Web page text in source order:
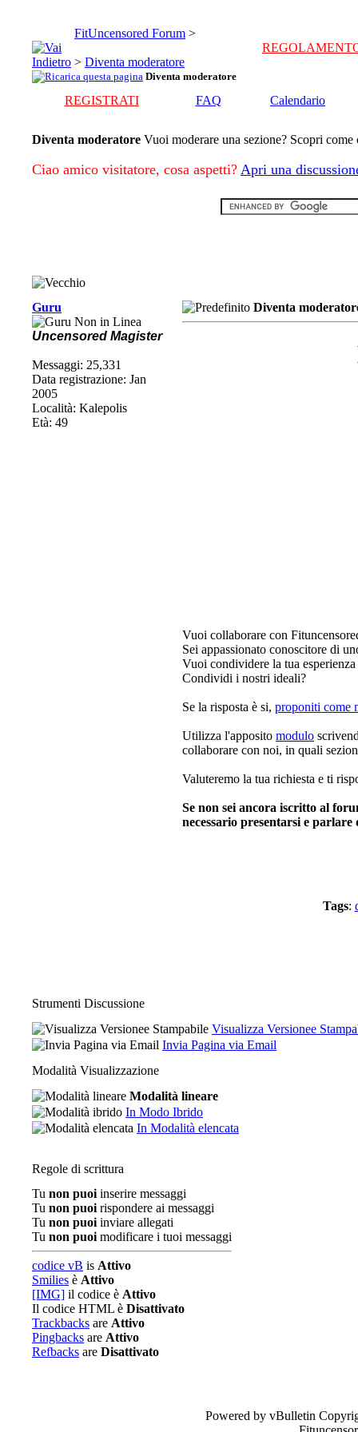
FitUncensored Forum >
> Diventa moderatore
Diventa moderatore
REGISTRATI FAQ Calendario
Diventa moderatore Vuoi moderare una sezione? Scopri
Ciao amico visitatore, cosa aspetti? Apri una
Guru
Uncensored Magister
Messaggi: 25,331
Data registrazione: Jan
2005
Località: Kalepolis
Età: 49
Diventa
Vuoi collaborare con
Sei appassionato conoscitore di
Vuoi condividere la tua
Condividi i nostri ideali?
Se la risposta è si, proponiti come
Utilizza l'apposito modulo
collaborare con noi, in quali
Valuteremo la tua richiesta e ti
Se non sei ancora iscritto al
necessario presentarsi e
Tags:
Strumenti Discussione
Visualizza Versionee
Invia Pagina via Email
Modalità Visualizzazione
Modalità lineare
In Modo Ibrido
In Modalità elencata
Regole di scrittura
Tu non puoi inserire messaggi
Tu non puoi rispondere ai messaggi
Tu non puoi inviare allegati
Tu non puoi modificare i tuoi messaggi
codice vB is Attivo
Smilies è Attivo
[IMG] il codice è Attivo
Il codice HTML è Disattivato
Trackbacks are Attivo
Pingbacks are Attivo
Refbacks are Disattivato
Powered by vBulletin